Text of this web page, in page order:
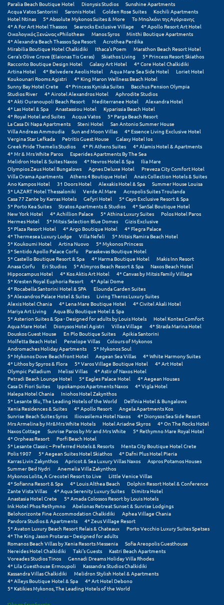
Πάτρα
Παύλιανη
Πειραιάς
Πελοπόννησος
Πήλιο
Πιερία
Πλαταμώνας
Πλύτρα Λακωνίας
Πόρος
Πόρτο Χέλι
Πρέβεζα
Πύλος
Πύργος
Ρ
Ρέθυμνο
Ρίο
Ρόδος
Σ
Σαλαμίνα
Σαμοθράκη
Σάμος
Σαντορίνη
Σέριφος
Σέρρες
Σιθωνία
Σίκινος
Σίφνος
Σκαφιδιά Ηλείας
Σκιάθος
Σκόπελος
Paralia Beach Boutique Hotel
Dionysis Studios
Sunshine Apartments
Acqua Vatos Santorini
Saronis Hotel Golden Rose Suites
Kochili Apartments
Hotel Ntinas
5* Absolute Mykonos Suites & More
Το Μπαλκόνι της Αγόριανης
4* A For Art Hotel Thassos
Searocks Exclusive Village
4* Apollo Resort Art Hotel
Οικολογικός Ξενώνας «Philothea»
Manos Syros
Minthi Boutique Apartments
4* Alexandra Beach Thassos Spa Resort
Acrothea Perdika
Mirabilia Boutique Hotel Chalkidiki
Ithaca's Poem
Marathon Beach Resort Hotel
Gera's Olive Grove (Elaionas Tis Geras)
Skiathos Living
5* Princess Resort Skiathos
Racconto Boutique Design Hotel
Galaxy Art Hotel
4* Core Hotel Chalkidiki
Artina Hotel
4* Belvedere Aeolis Hotel Aqua Mare Sea Side Hotel
Loriet Hotel
Koukounari Rooms Agistri
4* King Maron Wellness Beach Hotel
Sunny Bay Hotel Crete
4* Princess Kyniska Suites
Bacchus Pension Olympia
Studios River
4* Airotel Alexandros Hotel
Aphrodite Studios
4* Akti Ouranoupoli Beach Resort
Mediterranee Hotel
Alexandra Hotel
4* Las Hotel & Spa
Anastassiou Hotel
Kyparissia Beach Hotel
4* Royal Hotel and Suites
Acqua Vatos
5* Parga Beach Resort
La Casa Di Napa Apartments
Steni Hotel
San Antonio Summer House
Villa Andreas Ammoudia
Sun and Moon Villas
4* Essence Living Exclusive Hotel
Vergina Star Lefkada
Petritis Guest House
Galaxy Hotel Ios
Greek Pride Themelis Studios
4* Pi Athens Suites
4* Alamis Hotel & Apartments
4* Mr & Mrs White Paros
Esperides Apartments By The Sea
Melidron Hotel & Suites Naxos
4* Nevros Hotel & Spa
Ilia Mare
Olympios Zeus Hotel Bungalows
Agnes Deluxe Hotel
Preveza City Comfort Hotel
Villa Orama Apartments
Athens 4 Boutique Hotel
Anais Collection Hotels & Suites
Ano Kampos Hotel
31 Doors Hotel Alexakis Hotel & Spa
Summer House Louisa
5* LAZART Hotel Thessaloniki
Verde Al Mare
Acropolis Suites Troulanda
Casa 77 Zante by Karras Hotels
Gefyri Hotel
5* Cayo Exclusive Resort & Spa
5* Porto Kea Suites
Stratos Apartments & Studios
4* SanSal Boutique Hotel
New York Hotel
4* Achillion Palace 5* Athina Luxury Suites
Polos Hotel Paros
Hermes Hotel
5* Mitsis Selection Blue Domes
Gizis Exclusive
5* Plaza Resort Hotel
4* Argo Boutique Hotel
4* Flegra Palace
4* Thermesea Luxury Lodge
Villa Nefeli
5* Mitsis Ramira Beach Hotel
5* Koukoumi Hotel
Artina Nuovo
5* Mykonos Princess
5* Sentido Apollo Palace Corfu
Paraskevas Boutique Hotel
5* Castello Boutique Resort & Spa
4* Harma Boutique Hotel
Makis Inn Resort
Anasa Corfu
Eri Studios 5* Almyros Beach Resort & Spa
Naxos Beach Hotel
Hippocampus Hotel
4* Kos Aktis Art Hotel
4* Canvas by Mitsis Family Village
5* Kresten Royal Euphoria Resort
4* Aplai Dome
4* Rocabella Santorini Hotel & SPA
Elounda Garden Suites
5* Alexandros Palace Hotel & Suites
Living Theros Luxury Suites
Alexis Hotel Chania
4* Lena Mare Boutique Hotel
4* Civitel Akali Hotel
Mariya Art Living
Aqua Blu Boutique Hotel & Spa
5* Asterion Suites & Spa - Designed for adults by Louis Hotels
Hotel Kontes Comfort
Aqua Mare Hotel
Dionysos Hotel Agistri Villea Village
4* Strada Marina Hotel
Douskos Guest House
En Plo Boutique Suites
Apikia Santorini
Molfetta Beach Hotel
Penelope Villas
Colours of Mykonos
Andromaches Holiday Apartments
5* Mykonos Soul
5* Mykonos Dove Beachfront Hotel
Aegean Sea Villas
4* White Harmony Suites
4* Lithos by Spyros & Flora
5* Varos Village Boutique Hotel
4* Art Hotel
Olympic Palladium
Melissi Villas
4* Astir of Naxos Hotel
Petradi Beach Lounge Hotel
5* Eagles Palace Hotel
4* Aegean Houses
Casa Di Fiori Suites
Ippokampos Apartments Naxos
4* Vigla Hotel
Halepa Hotel Chania
Iniohos Hotel Zakynthos
5* Lesante Blu, The Leading Hotels of the World
Delfinia Hotel & Bungalows
Xenia Residences & Suites
4* Apollo Resort
Angela Apartments Kos
Sunrise Beach Suites Syros
Iliovasilema Hotel Naxos
4* Dionysos Sea Side Resort
Mrs Armelina by Mr&Mrs White Hotels
Hotel Ariadne Skyros
4* On The Rocks Hotel
Naxos Cottage
Sunrise Paros by Mr and Mrs White
5* Rethymno Mare Royal Hotel
4* Orpheas Resort
Porfi Beach Hotel
5* Lesante Classic – Preferred Hotels & Resorts
Menta City Boutique Hotel Crete
Polis 1907
5* Aegean Suites Hotel Skiathos
4* Dafni Plus Hotel Pieria
Karras Livin Zakynthos
Apricot & Sea Luxury Villas Naxos
Aspros Potamos Houses
Summer Bed Nydri
Anemelia Villa Zakynthos
Mykonos Lolita, A Grecotel Resort to Live
Little Venice Villas
4* Sofianna Resort & Spa
4* Louis Althea Beach
Dolphin Resort Hotel & Conference
Zante Vista Villas
4* Aqua Serenity Luxury Suites
Dimitra Hotel
Anastasia Hotel Crete
5* Amada Colossos Resort by Louis Hotels
Ink Hotel Phos Rethymno
Abelonas Retreat Sunset & Sunrise Lodgings
Belohorizonte Fine Accommodation Chalkidiki
Aphea Village Chania
Pandora Studios & Apartments
4* Zeus Village Resort
5* Avaton Luxury Beach Resort Relais & Chateaux
Porto Vecchio Luxury Suites Spetses
4* The King Jason Protaras – Designed for adults
Romanos Beach Villas by Xenia Resorts Messenia
Sofia Areopolis Guesthouse
Nereides Hotel Chalkidiki
Taki's Guests
Kastri Beach Apartments
Voreades Studios Tinos
Gennadi Dreams Holiday Villa Rhodes
4* Lila Guesthouse Ermoupoli
Kassandra Studios Chalkidiki
Kassandra Villas Chalkidiki
Melidron Stylish Hotel & Apartments
4* Alleys Boutique Hotel & Spa
4* Art Hotel Debono
5* Katikies Mykonos, The Leading Hotels of the World